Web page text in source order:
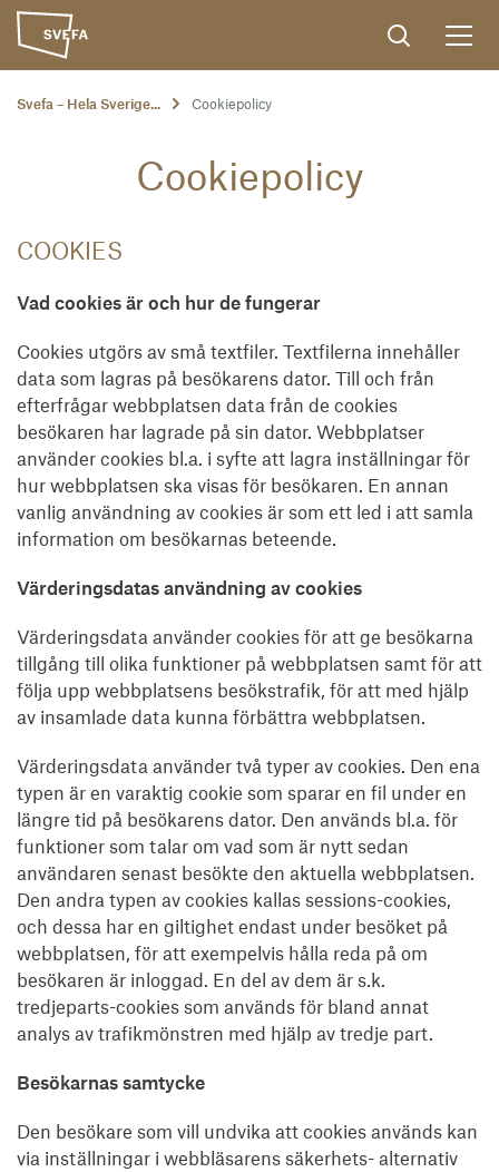
Svefa – Hela Sverige... Cookiepolicy
Cookiepolicy
COOKIES
Vad cookies är och hur de fungerar
Cookies utgörs av små textfiler. Textfilerna innehåller
data som lagras på besökarens dator. Till och från
efterfrågar webbplatsen data från de cookies
besökaren har lagrade på sin dator. Webbplatser
använder cookies bl.a. i syfte att lagra inställningar för
hur webbplatsen ska visas för besökaren. En annan
vanlig användning av cookies är som ett led i att samla
information om besökarnas beteende.
Värderingsdatas användning av cookies
Värderingsdata använder cookies för att ge besökarna
tillgång till olika funktioner på webbplatsen samt för att
följa upp webbplatsens besökstrafik, för att med hjälp
av insamlade data kunna förbättra webbplatsen.
Värderingsdata använder två typer av cookies. Den ena
typen är en varaktig cookie som sparar en fil under en
längre tid på besökarens dator. Den används bl.a. för
funktioner som talar om vad som är nytt sedan
användaren senast besökte den aktuella webbplatsen.
Den andra typen av cookies kallas sessions-cookies,
och dessa har en giltighet endast under besöket på
webbplatsen, för att exempelvis hålla reda på om
besökaren är inloggad. En del av dem är s.k.
tredjeparts-cookies som används för bland annat
analys av trafikmönstren med hjälp av tredje part.
Besökarnas samtycke
Den besökare som vill undvika att cookies används kan
via inställningar i webbläsarens säkerhets- alternativ